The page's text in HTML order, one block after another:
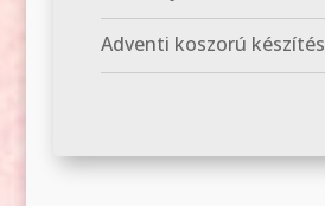
Adventi koszorú készítés